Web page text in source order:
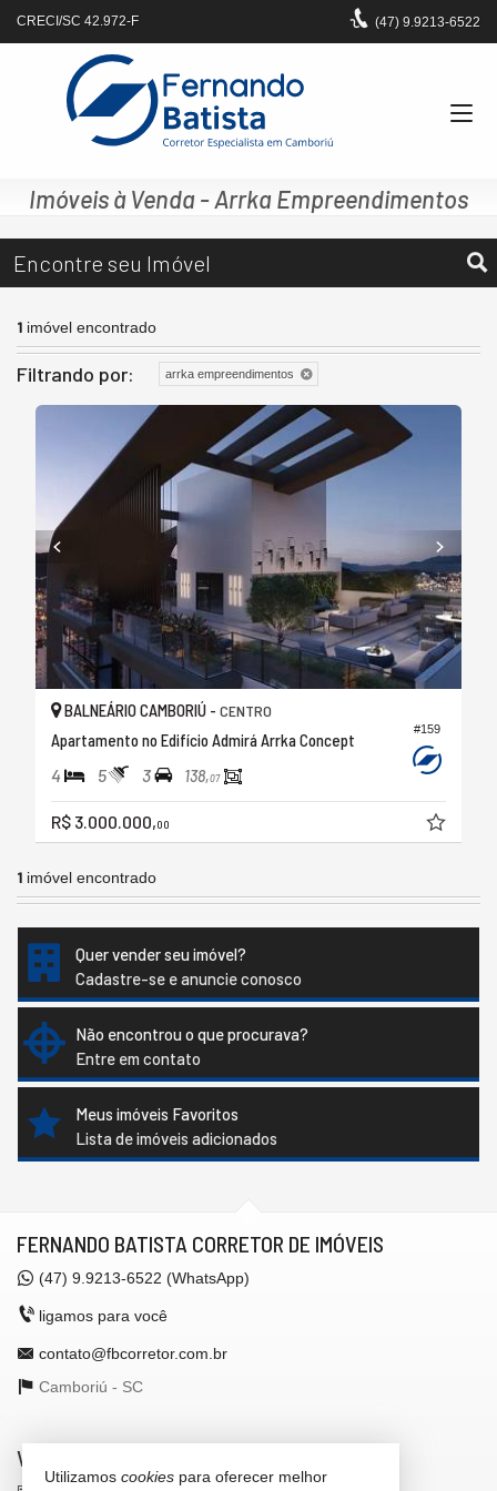
CRECI/SC 42.972-F (47) 9.9213-6522
Imóveis à Venda - Arrka Empreendimentos
Encontre seu Imóvel
1 imóvel encontrado
Filtrando por: arrka empreendimentos
#159
BALNEÁRIO CAMBORIÚ - CENTRO
Apartamento no Edifício Admirá Arrka Concept
4 5 3 138,07
R$ 3.000.000,00
1 imóvel encontrado
Quer vender seu imóvel?
Cadastre-se e anuncie conosco
Não encontrou o que procurava?
Entre em contato
Meus imóveis Favoritos
Lista de imóveis adicionados
FERNANDO BATISTA CORRETOR DE IMÓVEIS
(47) 9.9213-6522 (WhatsApp)
ligamos para você
contato@fbcorretor.com.br
Camboriú - SC
VEJA MAIS
Utilizamos cookies para oferecer melhor